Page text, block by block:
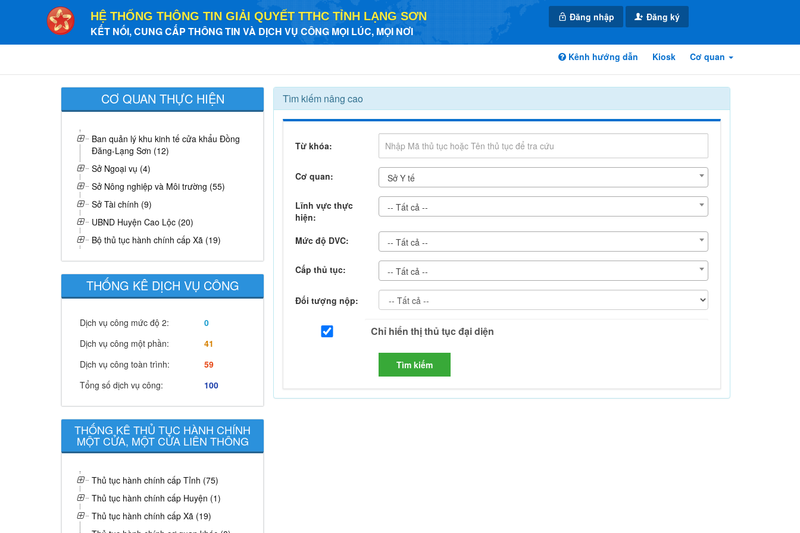
HỆ THỐNG THÔNG TIN GIẢI QUYẾT TTHC TỈNH LẠNG SƠN
KẾT NỐI, CUNG CẤP THÔNG TIN VÀ DỊCH VỤ CÔNG MỌI LÚC, MỌI NƠI
Đăng nhập Đăng ký
Kênh hướng dẫn Kiosk Cơ quan
CƠ QUAN THỰC HIỆN
Ban quản lý khu kinh tế cửa khẩu Đồng
Đăng-Lạng Sơn (12)
Sở Ngoại vụ (4)
Sở Nông nghiệp và Môi trường (55)
Sở Tài chính (9)
UBND Huyện Cao Lộc (20)
Bộ thủ tục hành chính cấp Xã (19)
THỐNG KÊ DỊCH VỤ CÔNG
Dịch vụ công mức độ 2:
0
Dịch vụ công một phần:
41
Dịch vụ công toàn trình:
59
Tổng số dịch vụ công:
100
THỐNG KÊ THỦ TỤC HÀNH CHÍNH
MỘT CỬA, MỘT CỬA LIÊN THÔNG
Thủ tục hành chính cấp Tỉnh (75)
Thủ tục hành chính cấp Huyện (1)
Thủ tục hành chính cấp Xã (19)
Tìm kiếm nâng cao
Từ khóa:
Cơ quan: Sở Y tế
Lĩnh vực thực
hiện:
-- Tất cả --
Mức độ DVC: -- Tất cả --
Cấp thủ tục: -- Tất cả --
Đối tượng nộp:
Tìm kiếm